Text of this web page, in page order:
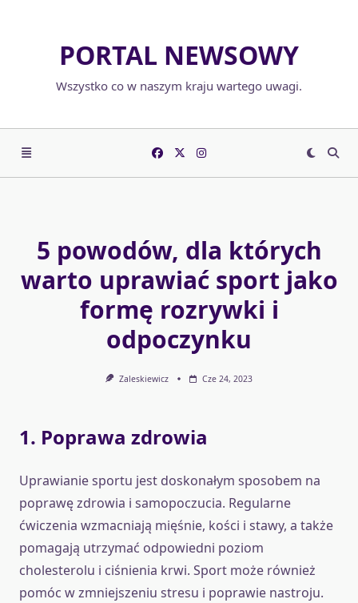
PORTAL NEWSOWY
Wszystko co w naszym kraju wartego uwagi.
5 powodów, dla których
warto uprawiać sport jako
formę rozrywki i
odpoczynku
Zaleskiewicz Cze 24, 2023
1. Poprawa zdrowia
Uprawianie sportu jest doskonałym sposobem na
poprawę zdrowia i samopoczucia. Regularne
ćwiczenia wzmacniają mięśnie, kości i stawy, a także
pomagają utrzymać odpowiedni poziom
cholesterolu i ciśnienia krwi. Sport może również
pomóc w zmniejszeniu stresu i poprawie nastroju.